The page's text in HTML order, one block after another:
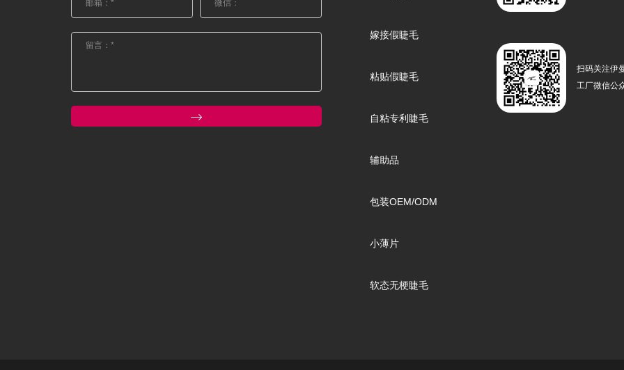
嫁接假睫毛
粘贴假睫毛
自粘专利睫毛
辅助品
包装OEM/ODM
小薄片
软态无梗睫毛
扫码关注伊
工厂微信公